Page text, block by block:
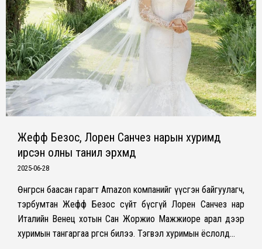
Жефф Безос, Лорен Санчез нарын хуримд
ирсэн олны танил эрхмүүд
2025-06-28
Өнгөрсөн баасан гарагт Amazon компанийг үүсгэн байгуулагч,
тэрбумтан Жефф Безос сүйт бүсгүй Лорен Санчез нар
Италийн Венец хотын Сан Жоржио Мажжиоре арал дээр
хуримын тангаргаа өргөсөн билээ. Тэгвэл хуримын ёслолд…